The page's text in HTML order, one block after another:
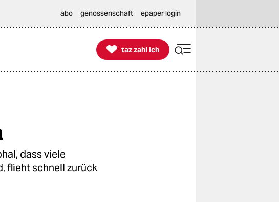
abo genossenschaft epaper login

taz zahl ich
taz zahl ich
dass viele
flieht schnell zurück